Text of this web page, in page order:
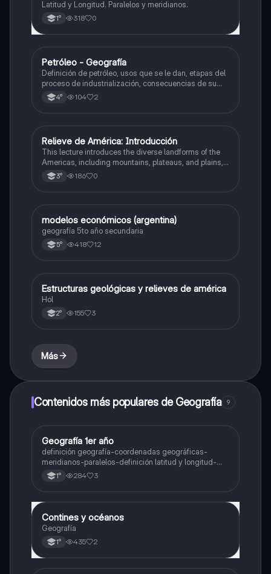
Latitud y Longitud. Paralelos y meridianos.
1° 318 0
Geografía
Petróleo - Geografía
Definición de petróleo, usos que se le dan, etapas del
proceso de industrialización, consecuencias de su
uso, reservas de petróleo en el mundo, y más. Con
este resumen saqué 10 en mi examen ✨
4° 104 2
Geografía
Relieve de América: Introducción
This lecture introduces the diverse landforms of the
Americas, including mountains, plateaus, and plains,
and their impact on geography, hydrography, and
population distribution.
3° 186 0
Geografía
modelos económicos (argentina)
geografía 5to año secundaria
5° 418 12
Geografía
Estructuras geológicas y relieves de américa
Hol
2° 155 3
Más
Contenidos más populares de Geografía 9
Geografía
Geografía 1er año
definición geografía-coordenadas geográficas-
meridianos-paralelos-definición latitud y longitud-
elementos del mapa-definición mapa-localización
relativa y absoluta
1° 284 3
Geografía
Contines y océanos
Geografía
1° 435 2